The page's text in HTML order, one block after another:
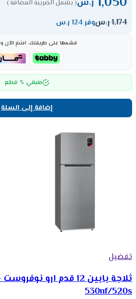
ر.س( يشمل الضريبة المضافة )
1,174ر.سوفر 124 ر.س
قسّمها على طريقتك، اشترِ الآن
متبقي 5 قطع
إضافة إلى السلة
تفضيل
530nf/520s